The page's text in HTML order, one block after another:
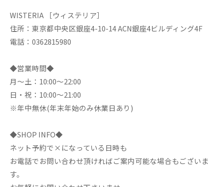
WISTERIA ［ウィステリア］
住所：東京都中央区銀座4-10-14 ACN銀座4ビルディング4F
電話：0362815980
◆営業時間◆
月～土：10:00～22:00
日・祝：10:00～21:00
※年中無休(年末年始のみ休業日あり)
◆SHOP INFO◆
ネット予約で×になっている日時も
お電話でお問い合わせ頂ければご案内可能な場合もございま
す。